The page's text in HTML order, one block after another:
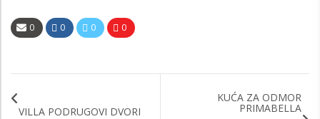
0 0 0 0
VILLA PODRUGOVI DVORI
KUĆA ZA ODMOR
PRIMABELLA